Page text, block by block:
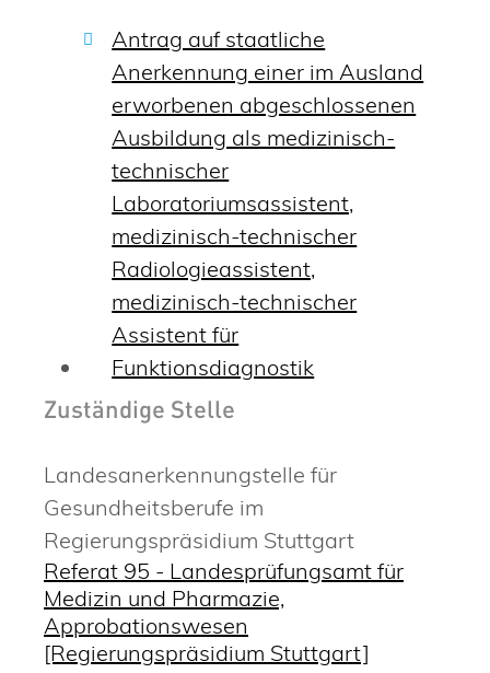
Antrag auf staatliche
Anerkennung einer im Ausland
erworbenen abgeschlossenen
Ausbildung als medizinisch-
technischer
Laboratoriumsassistent,
medizinisch-technischer
Radiologieassistent,
medizinisch-technischer
Assistent für
Funktionsdiagnostik
Zuständige Stelle
Landesanerkennungstelle für
Gesundheitsberufe im
Regierungspräsidium Stuttgart
Referat 95 - Landesprüfungsamt für
Medizin und Pharmazie,
Approbationswesen
[Regierungspräsidium Stuttgart]